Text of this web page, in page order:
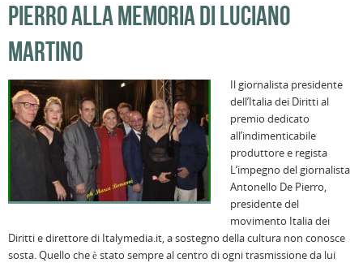
PIERRO ALLA MEMORIA DI LUCIANO
MARTINO
Il giornalista presidente
dell’Italia dei Diritti al
premio dedicato
all’indimenticabile
produttore e regista
L’impegno del giornalista
Antonello De Pierro,
presidente del
movimento Italia dei
Diritti e direttore di Italymedia.it, a sostegno della cultura non conosce
sosta. Quello che è stato sempre al centro di ogni trasmissione da lui